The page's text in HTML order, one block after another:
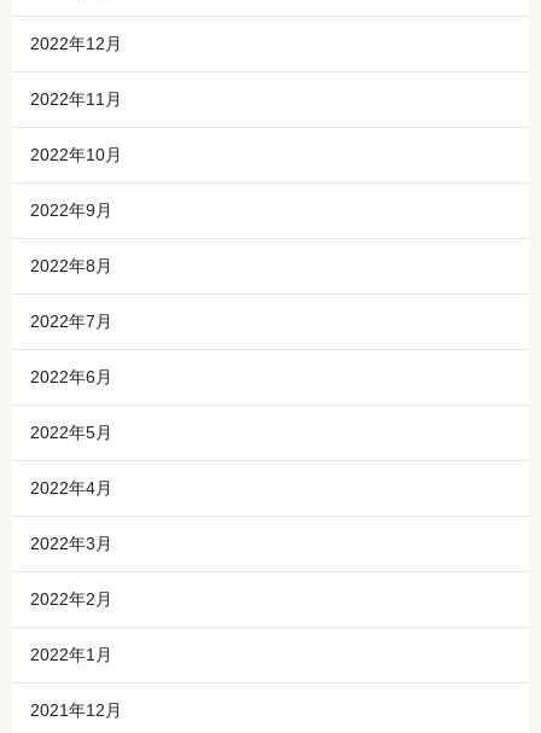
2022年12月
2022年11月
2022年10月
2022年9月
2022年8月
2022年7月
2022年6月
2022年5月
2022年4月
2022年3月
2022年2月
2022年1月
2021年12月